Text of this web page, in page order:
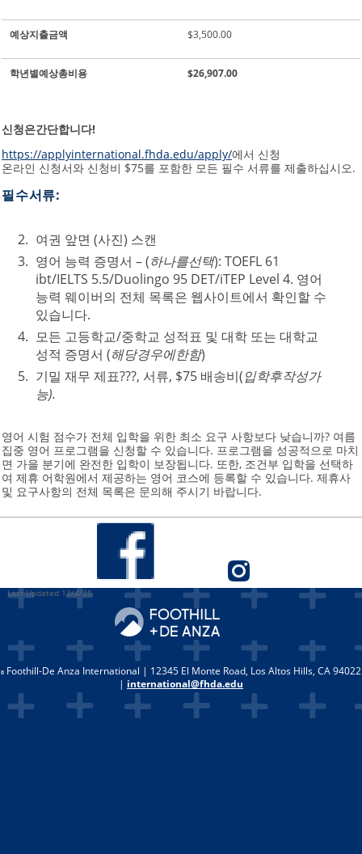
예상지출금액 $3,500.00
학년별예상총비용 $26,907.00
신청은간단합니다!
https://applyinternational.fhda.edu/apply/에서 신청
온라인 신청서와 신청비 $75를 포함한 모든 필수 서류를 제출하십시오.
필수서류:
여권 앞면 (사진) 스캔
영어 능력 증명서 – (하나를선택): TOEFL 61
ibt/IELTS 5.5/Duolingo 95 DET/iTEP Level 4. 영어
능력 웨이버의 전체 목록은 웹사이트에서 확인할 수
있습니다.
모든 고등학교/중학교 성적표 및 대학 또는 대학교
성적 증명서 (해당경우에한함)
기밀 재무 제표???, 서류, $75 배송비(입학후작성가
능).
영어 시험 점수가 전체 입학을 위한 최소 요구 사항보다 낮습니까? 여름
집중 영어 프로그램을 신청할 수 있습니다. 프로그램을 성공적으로 마치
면 가을 분기에 완전한 입학이 보장됩니다. 또한, 조건부 입학을 선택하
여 제휴 어학원에서 제공하는 영어 코스에 등록할 수 있습니다. 제휴사
및 요구사항의 전체 목록은 문의해 주시기 바랍니다.
Last Updated 12/4/25
Foothill-De Anza International | 12345 El Monte Road, Los Altos Hills, CA 94022
| international@fhda.edu